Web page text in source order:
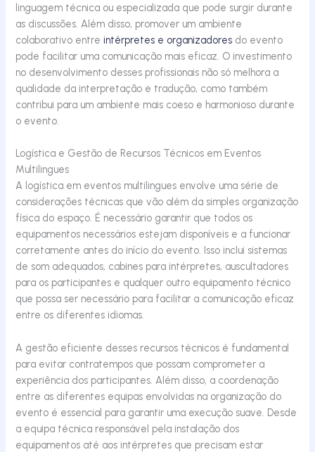
linguagem técnica ou especializada que pode surgir durante
as discussões. Além disso, promover um ambiente
colaborativo entre intérpretes e organizadores do evento
pode facilitar uma comunicação mais eficaz. O investimento
no desenvolvimento desses profissionais não só melhora a
qualidade da interpretação e tradução, como também
contribui para um ambiente mais coeso e harmonioso durante
o evento.
Logística e Gestão de Recursos Técnicos em Eventos
Multilingues
A logística em eventos multilingues envolve uma série de
considerações técnicas que vão além da simples organização
física do espaço. É necessário garantir que todos os
equipamentos necessários estejam disponíveis e a funcionar
corretamente antes do início do evento. Isso inclui sistemas
de som adequados, cabines para intérpretes, auscultadores
para os participantes e qualquer outro equipamento técnico
que possa ser necessário para facilitar a comunicação eficaz
entre os diferentes idiomas.
A gestão eficiente desses recursos técnicos é fundamental
para evitar contratempos que possam comprometer a
experiência dos participantes. Além disso, a coordenação
entre as diferentes equipas envolvidas na organização do
evento é essencial para garantir uma execução suave. Desde
a equipa técnica responsável pela instalação dos
equipamentos até aos intérpretes que precisam estar